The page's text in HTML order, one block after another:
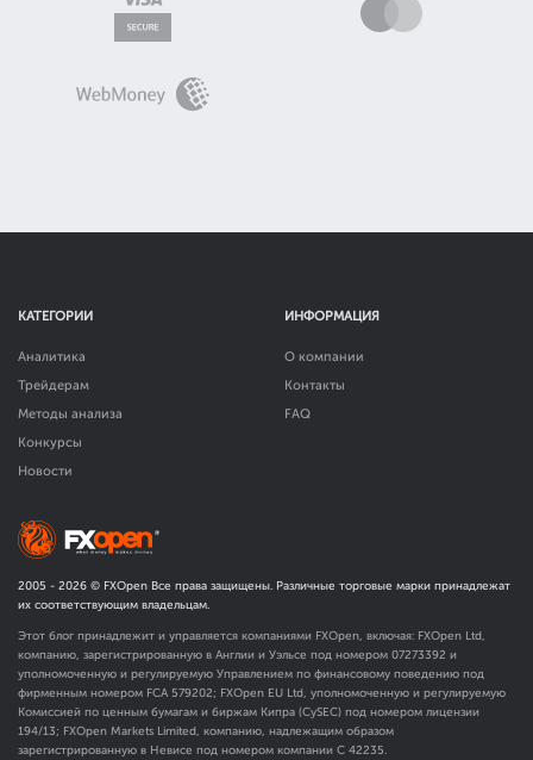
КАТЕГОРИИ
Аналитика
Трейдерам
Методы анализа
Конкурсы
Новости
ИНФОРМАЦИЯ
О компании
Контакты
FAQ
2005 - 2026 © FXOpen Все права защищены. Различные торговые марки принадлежат
их соответствующим владельцам.
Этот блог принадлежит и управляется компаниями FXOpen, включая: FXOpen Ltd,
компанию, зарегистрированную в Англии и Уэльсе под номером 07273392 и
уполномоченную и регулируемую Управлением по финансовому поведению под
фирменным номером FCA 579202; FXOpen EU Ltd, уполномоченную и регулируемую
Комиссией по ценным бумагам и биржам Кипра (CySEC) под номером лицензии
194/13; FXOpen Markets Limited, компанию, надлежащим образом
зарегистрированную в Невисе под номером компании C 42235.